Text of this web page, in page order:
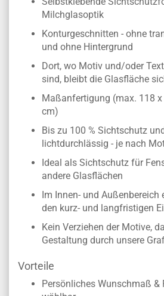
Milchglasoptik
Konturgeschnitten - ohne
und ohne Hintergrund
Dort, wo Motiv und/oder
sind, bleibt die Glasfläche
Maßanfertigung (max. 118
cm)
Bis zu 100 % Sichtschutz
lichtdurchlässig - je nach
Ideal als Sichtschutz für
andere Glasflächen
Im Innen- und
den kurz- und langfristigen
Kein Verziehen der Motive,
Gestaltung durch unsere
Vorteile
Persönliches Wunschmaß &